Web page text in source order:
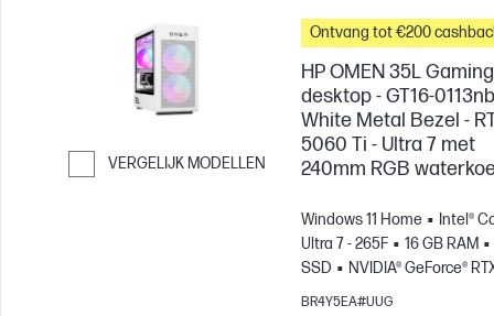
VERGELIJK MODELLEN
Ontvang tot €200
HP OMEN 35L Gaming
desktop - GT16-
White Metal Bezel -
5060 Ti - Ultra 7 met
240mm RGB
Windows 11 Home
Intel®
Ultra 7 - 265F
16 GB RAM
SSD
NVIDIA® GeForce®
5060 Ti (16 GB)
BR4Y5EA#UUG